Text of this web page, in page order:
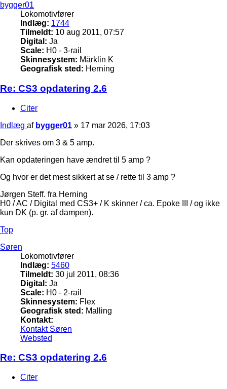
bygger01
Lokomotivfører
Indlæg: 1744
Tilmeldt: 10 aug 2011, 07:57
Digital: Ja
Scale: H0 - 3-rail
Skinnesystem: Märklin K
Geografisk sted: Herning
Re: CS3 opdatering 2.6
Citer
Indlæg af bygger01 » 17 mar 2026, 17:03
Der skrives om 3 & 5 amp.
Kan opdateringen have ændret til 5 amp ?
Og hvor er det mest sikkert at se / rette til 3 amp ?
Jørgen Steff. fra Herning
H0 / AC / Digital med CS3+ / K skinner / ca. Epoke III / og ikke
kun DK (p. gr. af dampen).
Top
Søren
Lokomotivfører
Indlæg: 5460
Tilmeldt: 30 jul 2011, 08:36
Digital: Ja
Scale: H0 - 2-rail
Skinnesystem: Flex
Geografisk sted: Malling
Kontakt:
Kontakt Søren
Websted
Re: CS3 opdatering 2.6
Citer